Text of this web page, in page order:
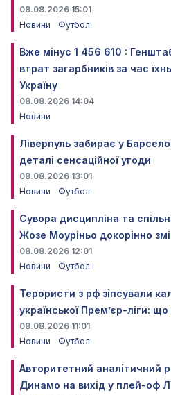
08.08.2026 15:01
Новини
Футбол
Вже мінус 1 456 610 :
втрат загарбників за час
Україну
08.08.2026 14:04
Новини
Ліверпуль забирає у
деталі сенсаційної угоди
08.08.2026 13:01
Новини
Футбол
Сувора дисципліна та
Жозе Моуріньо докорінно
08.08.2026 12:01
Новини
Футбол
Терористи з рф зіпсували
української Прем’єр-ліги: що
08.08.2026 11:01
Новини
Футбол
Авторитетний аналітичний
Динамо на вихід у плей-оф